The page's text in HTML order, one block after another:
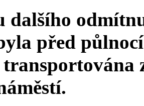
dalšího
před